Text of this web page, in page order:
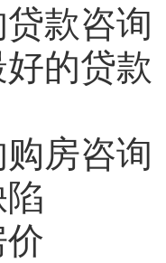
款咨询
的贷款
房咨询